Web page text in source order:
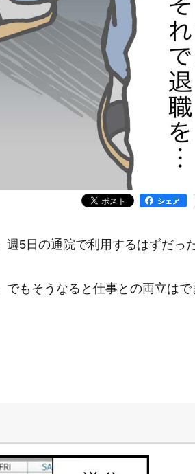
5日の通院で利用するはずだっ
もそうなると仕事との両立はで